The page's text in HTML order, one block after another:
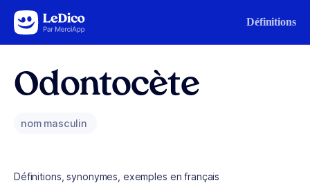
Aller au contenu Définitions
Odontocète
nom masculin
Définitions, synonymes, exemples en français